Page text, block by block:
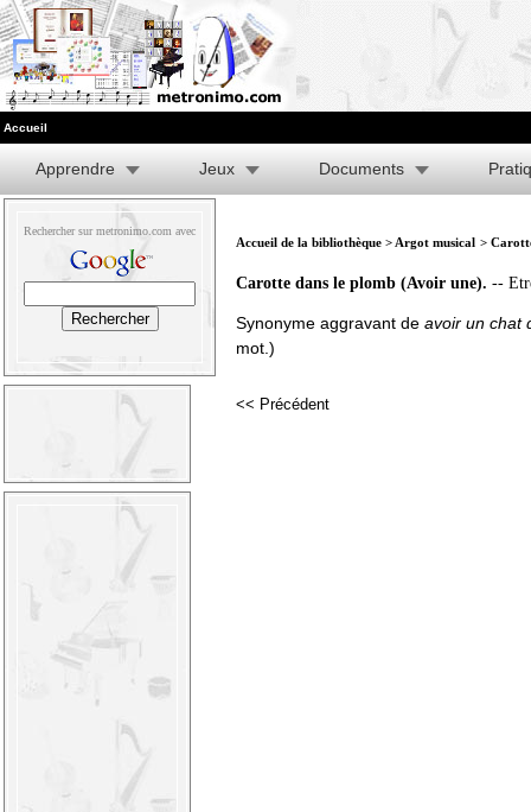
Accueil
Apprendre Jeux Documents
Rechercher sur metronimo.com avec
Accueil de la bibliothèque > Argot musical >
Carotte dans le plomb (Avoir une). --
Synonyme aggravant de avoir un chat
mot.)
<< Précédent